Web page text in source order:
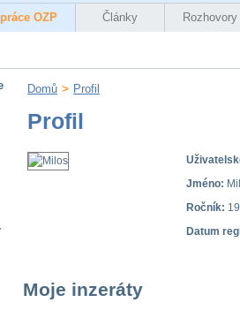
OZP Články Rozhovory
.
Domů > Profil
Profil
Jméno:
Ročník:
Datum
Moje inzeráty